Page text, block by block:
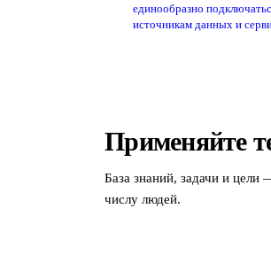
единообразно
источникам данных и
Применяйте
База знаний, задачи и
числу людей.